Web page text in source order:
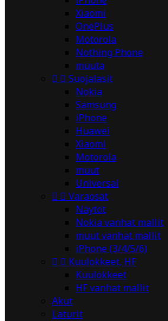
Xiaomi
OnePlus
Motorola
Nothing Phone
muuta
  Suojalasit
Nokia
Samsung
iPhone
Huawei
Xiaomi
Motorola
muut
Universal
  Varaosat
Näytöt
Nokia vanhat mallit
muut vanhat mallit
iPhone (3/4/5/6)
  Kuulokkeet, HF
Kuulokkeet
HF vanhat mallit
Akut
Laturit